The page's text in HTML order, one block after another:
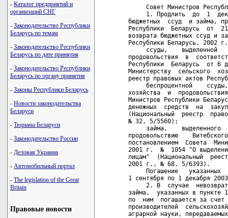
- Каталог предприятий и
организаций СНГ
- Законодательство Республики
Беларусь по темам
- Законодательство Республики
Беларусь по дате принятия
- Законодательство Республики
Беларусь по органу принятия
- Законы Республики Беларусь
- Новости законодательства
Беларуси
- Тюрьмы Беларуси
- Законодательство России
- Деловая Украина
- Автомобильный портал
- The legislation of the Great
Britain
Правовые новости
Совет Министров
1. Продлить  до  1
бюджетных  ссуд  и займа,
Республики  Беларусь  от
возврата бюджетных ссуд и
Республики Беларусь,
ссуды,    выделенной
продовольствия  в
Республики  Беларусь  от 6
Министерству  сельского
реестр правовых актов
беспроцентной
хозяйства  и
Министров Республики
денежных  средств  на
(Национальный  реестр
№ 32, 5/5560);
займа,    выделенного
продовольствию
постановлением  Совета
2001 г.  №  1054 "О
лицам"  (Национальный
2001 г., № 68, 5/6393).
Погашение   указанных
1 сентября по 1 декабря
2. В  случае
займа,  указанных в пункте
по  ним  погашается за счет
производителей
аграрной науки,